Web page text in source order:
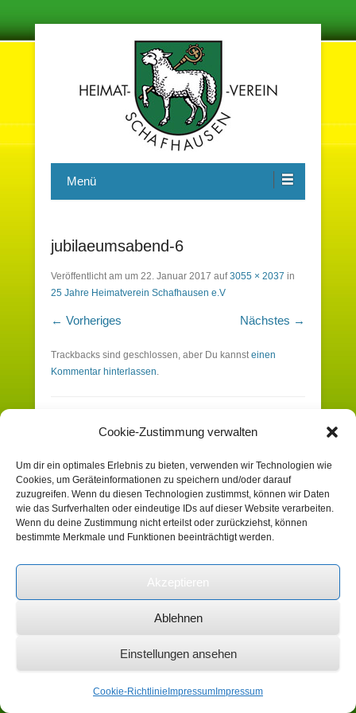
Cookie-Zustimmung verwalten
Um dir ein optimales Erlebnis zu bieten, verwenden wir Technologien wie
Cookies, um Geräteinformationen zu speichern und/oder darauf
zuzugreifen. Wenn du diesen Technologien zustimmst, können wir Daten
wie das Surfverhalten oder eindeutige IDs auf dieser Website verarbeiten.
Wenn du deine Zustimmung nicht erteilst oder zurückziehst, können
bestimmte Merkmale und Funktionen beeinträchtigt werden.
Akzeptieren
Ablehnen
Einstellungen ansehen
Cookie-Richtlinie Impressum Impressum
Heimatverein Schafhausen e.V.
Menü
jubilaeumsabend-6
Veröffentlicht am um 22. Januar 2017 auf3055 × 2037 in
25 Jahre Heimatverein Schafhausen e.V
← Vorheriges Nächstes →
Trackbacks sind geschlossen, aber Du kannsteinen
Kommentar hinterlassen.
Schreibe einen Kommentar
Du musst angemeldet sein, um einen
Kommentar zu erstellen.
Suchen
Copyright © 2026Heimatverein Schafhausen
ImpressumAlle Rechte vorbehalten.